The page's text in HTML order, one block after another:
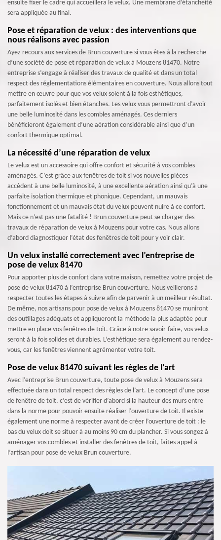
ensuite fixer le cadre qui accueillera le velux. Une membrane d’étanchéité
sera appliquée au final.
Pose et réparation de velux : des interventions que
nous réalisons avec passion
Ayez recours aux services de Brun couverture si vous êtes à la recherche
d’une société de pose et réparation de velux à Mouzens 81470. Notre
entreprise s’engage à réaliser des travaux de qualité et dans un total
respect des réglementations élémentaires en couverture. Nous allons tout
mettre en œuvre pour que vos velux soient à la fois esthétiques,
parfaitement isolés et bien étanches. Les velux vous permettront d’avoir
une belle luminosité dans les combles aménagés. Ces derniers
bénéficieront également d’une aération considérable ainsi que d’un
confort thermique optimal.
La nécessité d’une réparation de velux
Le velux est un accessoire qui offre confort et sécurité à vos combles
aménagés. C’est grâce aux fenêtres de toit si vos nouvelles pièces
accèdent à une belle luminosité, à une excellente aération ainsi qu’à une
parfaite isolation thermique et phonique. Cependant, un mauvais
fonctionnement et un mauvais état du velux peuvent nuire à ce confort.
Mais ce n’est pas une fatalité ! Brun couverture peut se charger des
travaux de réparation de velux à Mouzens pour votre cas. Nous allons
d’abord diagnostiquer l’état des fenêtres de toit pour y voir clair.
Un velux installé correctement avec l’entreprise de
pose de velux 81470
Pour apporter plus de confort dans votre maison, remettez votre projet de
pose de velux 81470 à l’entreprise Brun couverture. Nous veillerons à
respecter toutes les étapes à suivre afin de parvenir à un meilleur résultat.
De même, nos artisans pour pose de velux à Mouzens 81470 se muniront
des outillages adéquats et appliqueront la méthode la plus adaptée pour
mettre en place vos fenêtres de toit. Grâce à notre savoir-faire, vos velux
seront à la fois solides et durables. L’esthétique sera également au rendez-
vous, car les fenêtres viennent agrémenter votre toit.
Pose de velux 81470 suivant les règles de l’art
Avec l’entreprise Brun couverture, toute pose de velux à Mouzens sera
effectuée dans un total respect des règles de l’art. Le concept d’une pose
de fenêtre de toit, c’est de vérifier d’abord si la hauteur des murs entre
dans la norme pour pouvoir ensuite réaliser l’ouverture de toit. Il existe
également une norme à respecter avant de créer l’ouverture de toit : le
bas du velux doit se situer à au moins 90 cm du plancher. Si vous songez à
aménager vos combles et installer des fenêtres de toit, faites appel à
l’artisan pour pose de velux Brun couverture.